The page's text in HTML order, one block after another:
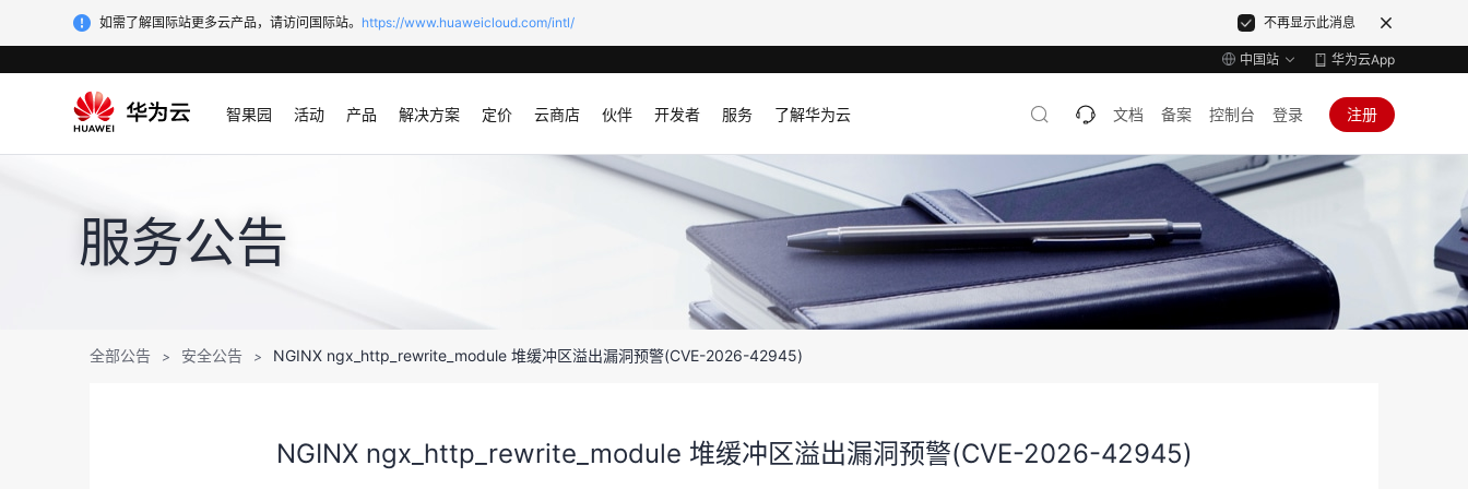
如需了解国际站更多云产品，请访问国际站。 https://www.huaweicloud.com/intl/ 不再显示此消息
中国站 华为云App
智果园 活动 产品 解决方案 定价 云商店 伙伴 开发者 服务 了解华为云 文档 备案 控制台 登录 注册
服务公告
全部公告 > 安全公告 > NGINX ngx_http_rewrite_module 堆缓冲区溢出漏洞预警(CVE-2026-42945)
NGINX ngx_http_rewrite_module 堆缓冲区溢出漏洞预警(CVE-2026-42945)